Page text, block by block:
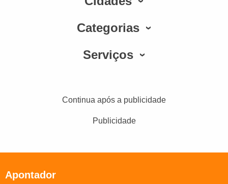
Categorias
Serviços
Continua após a publicidade
Publicidade
Apontador